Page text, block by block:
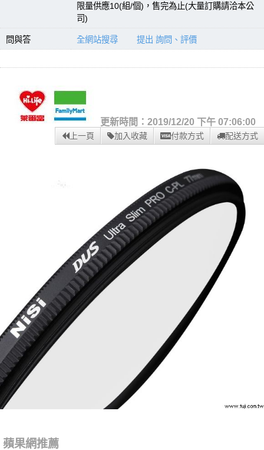
限量供應10(組/個)，售完為止(大量訂購請洽本公
司)
問與答 全網站搜尋 提出 詢問、評價
更新時間：2019/12/20 下午 07:06:00
上一頁 加入收藏 付款方式 配送方式
蘋果網推薦